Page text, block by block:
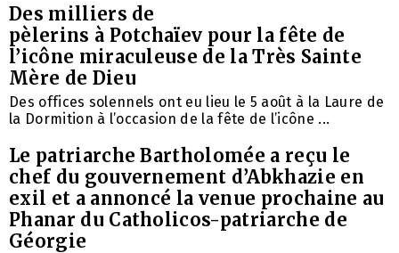
Des milliers de
pèlerins à Potchaïev pour la fête de
l’icône miraculeuse de la Très Sainte
Mère de Dieu
Des offices solennels ont eu lieu le 5 août à la Laure de
la Dormition à l’occasion de la fête de l’icône ...
Le patriarche Bartholomée a reçu le
chef du gouvernement d’Abkhazie en
exil et a annoncé la venue prochaine au
Phanar du Catholicos-patriarche de
Géorgie